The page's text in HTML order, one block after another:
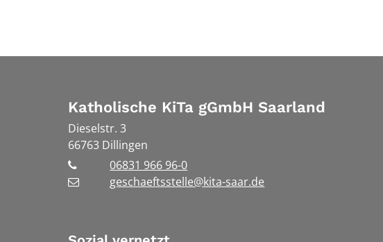
Katholische KiTa gGmbH Saarland
Dieselstr. 3
66763 Dillingen
06831 966 96-0
geschaeftsstelle@kita-saar.de